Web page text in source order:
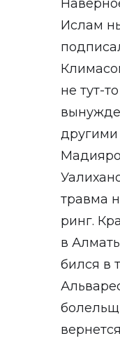
Ислам
не тут-
травма
ринг.
в
бился в